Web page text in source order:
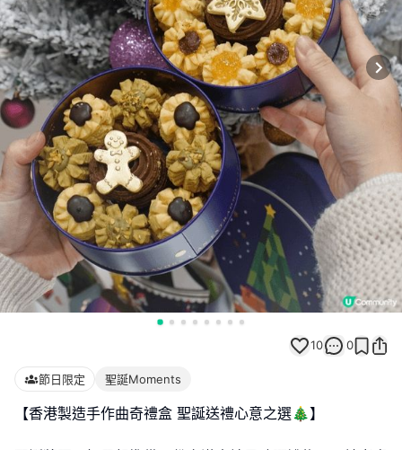
10 0
節日限定 聖誕Moments
【香港製造手作曲奇禮盒 聖誕送禮心意之選🎄】